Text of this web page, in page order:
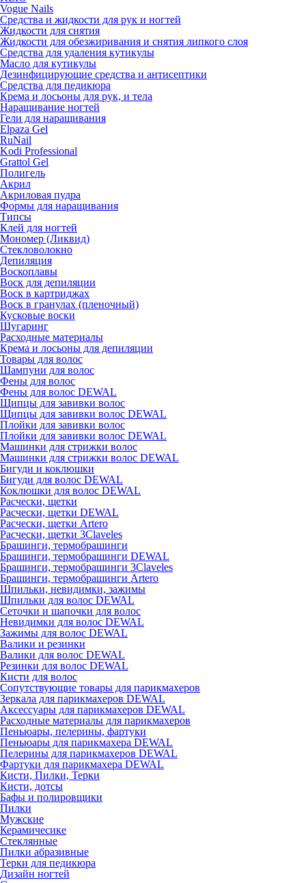
Vogue Nails
Средства и жидкости для рук и ногтей
Жидкости для снятия
Жидкости для обезжиривания и снятия липкого слоя
Средства для удаления кутикулы
Масло для кутикулы
Дезинфицирующие средства и антисептики
Средства для педикюра
Крема и лосьоны для рук, и тела
Наращивание ногтей
Гели для наращивания
Elpaza Gel
RuNail
Kodi Professional
Grattol Gel
Полигель
Акрил
Акриловая пудра
Формы для наращивания
Типсы
Клей для ногтей
Мономер (Ликвид)
Стекловолокно
Депиляция
Воскоплавы
Воск для депиляции
Воск в картриджах
Воск в гранулах (пленочный)
Кусковые воски
Шугаринг
Расходные материалы
Крема и лосьоны для депиляции
Товары для волос
Шампуни для волос
Фены для волос
Фены для волос DEWAL
Щипцы для завивки волос
Щипцы для завивки волос DEWAL
Плойки для завивки волос
Плойки для завивки волос DEWAL
Машинки для стрижки волос
Машинки для стрижки волос DEWAL
Бигуди и коклюшки
Бигуди для волос DEWAL
Коклюшки для волос DEWAL
Расчески, щетки
Расчески, щетки DEWAL
Расчески, щетки Artero
Расчески, щетки 3Claveles
Брашинги, термобрашинги
Брашинги, термобрашинги DEWAL
Брашинги, термобрашинги 3Claveles
Брашинги, термобрашинги Artero
Шпильки, невидимки, зажимы
Шпильки для волос DEWAL
Сеточки и шапочки для волос
Невидимки для волос DEWAL
Зажимы для волос DEWAL
Валики и резинки
Валики для волос DEWAL
Резинки для волос DEWAL
Кисти для волос
Сопутствующие товары для парикмахеров
Зеркала для парикмахеров DEWAL
Аксессуары для парикмахеров DEWAL
Расходные материалы для парикмахеров
Пеньюары, пелерины, фартуки
Пеньюары для парикмахера DEWAL
Пелерины для парикмахеров DEWAL
Фартуки для парикмахера DEWAL
Кисти, Пилки, Терки
Кисти, дотсы
Бафы и полировщики
Пилки
Мужские
Керамичесике
Стеклянные
Пилки абразивные
Терки для педикюра
Дизайн ногтей